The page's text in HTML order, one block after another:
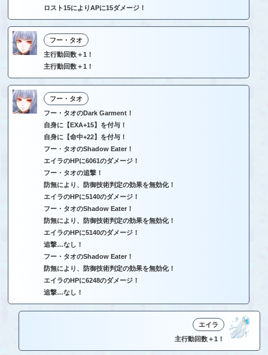
ロスト15によりAPに15ダメージ！
フー・タオ
主行動回数＋1！
主行動回数＋1！
フー・タオ
フー・タオのDark Garment！
自身に【EXA+15】を付与！
自身に【命中+22】を付与！
フー・タオのShadow Eater！
エイラのHPに6061のダメージ！
フー・タオの追撃！
防無により、防御技術判定の効果を無効化！
エイラのHPに5140のダメージ！
フー・タオのShadow Eater！
防無により、防御技術判定の効果を無効化！
エイラのHPに5140のダメージ！
追撃…なし！
フー・タオのShadow Eater！
防無により、防御技術判定の効果を無効化！
エイラのHPに6248のダメージ！
追撃…なし！
エイラ
主行動回数＋1！